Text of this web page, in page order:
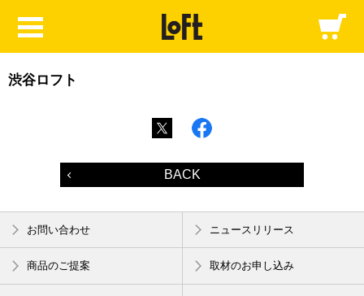
渋谷ロフト
BACK
お問い合わせ ニュースリリース
商品のご提案 取材のお申し込み